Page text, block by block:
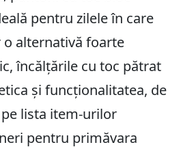
pentru zilele în care
alternativă foarte
încălțările cu toc pătrat
și funcționalitatea, de
pe lista item-urilor
pentru primăvara